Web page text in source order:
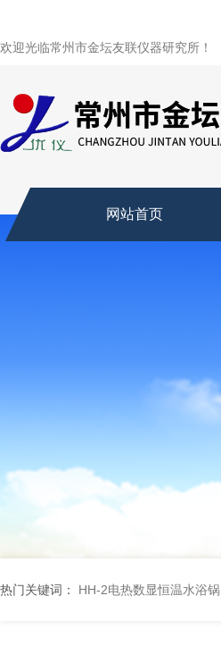
欢迎光临常州市金坛友联仪器研究所！
网站首页
热门关键词： HH-2电热数显恒温水浴锅